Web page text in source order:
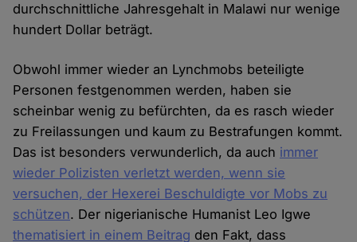
durchschnittliche Jahresgehalt in Malawi nur wenige
hundert Dollar beträgt.
Obwohl immer wieder an Lynchmobs beteiligte
Personen festgenommen werden, haben sie
scheinbar wenig zu befürchten, da es rasch wieder
zu Freilassungen und kaum zu Bestrafungen kommt.
Das ist besonders verwunderlich, da auch immer
wieder Polizisten verletzt werden, wenn sie
versuchen, der Hexerei Beschuldigte vor Mobs zu
schützen. Der nigerianische Humanist Leo Igwe
thematisiert in einem Beitrag den Fakt, dass